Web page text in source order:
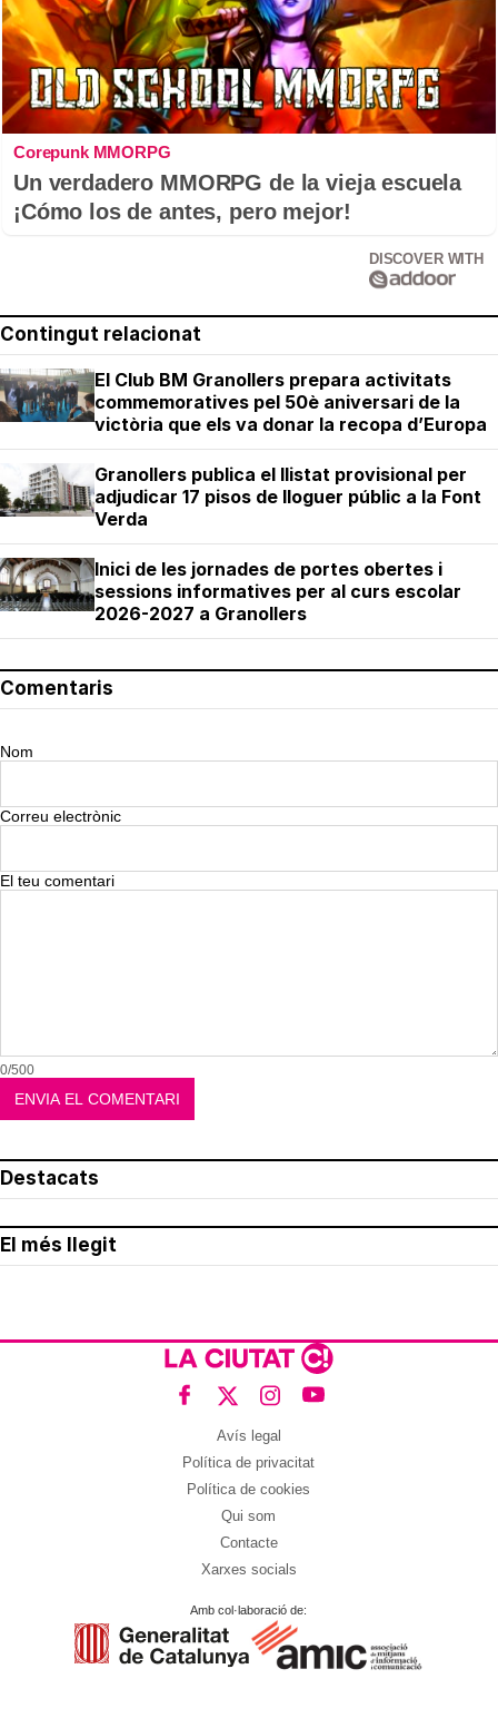
Corepunk MMORPG
Un verdadero MMORPG de la vieja escuela
¡Cómo los de antes, pero mejor!
DISCOVER WITH
Contingut relacionat
El Club BM Granollers prepara activitats
commemoratives pel 50è aniversari de la
victòria que els va donar la recopa d’Europa
Granollers publica el llistat provisional per
adjudicar 17 pisos de lloguer públic a la Font
Verda
Inici de les jornades de portes obertes i
sessions informatives per al curs escolar
2026-2027 a Granollers
Comentaris
Nom
Correu electrònic
El teu comentari
0/500
Destacats
El més llegit
Avís legal
Política de privacitat
Política de cookies
Qui som
Contacte
Xarxes socials
Amb col·laboració de: